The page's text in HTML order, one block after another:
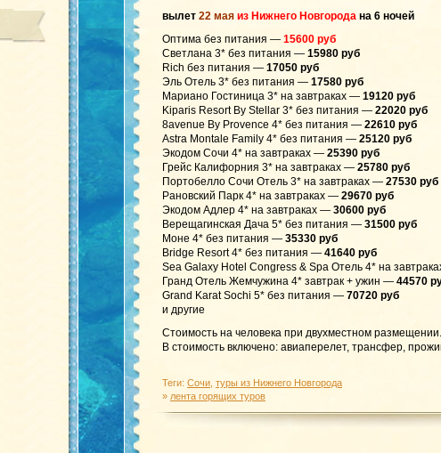
вылет 22 мая из Нижнего Новгорода на 6 ночей
Оптима без питания — 15600 руб
Светлана 3* без питания — 15980 руб
Rich без питания — 17050 руб
Эль Отель 3* без питания — 17580 руб
Мариано Гостиница 3* на завтраках — 19120 руб
Kiparis Resort By Stellar 3* без питания — 22020 руб
8avenue By Provence 4* без питания — 22610 руб
Astra Montale Family 4* без питания — 25120 руб
Экодом Сочи 4* на завтраках — 25390 руб
Грейс Калифорния 3* на завтраках — 25780 руб
Портобелло Сочи Отель 3* на завтраках — 27530 руб
Рановский Парк 4* на завтраках — 29670 руб
Экодом Адлер 4* на завтраках — 30600 руб
Верещагинская Дача 5* без питания — 31500 руб
Моне 4* без питания — 35330 руб
Bridge Resort 4* без питания — 41640 руб
Sea Galaxy Hotel Congress & Spa Отель 4* на
Гранд Отель Жемчужина 4* завтрак + ужин — 44570
Grand Karat Sochi 5* без питания — 70720 руб
и другие
Стоимость на человека при двухместном размещении.
В стоимость включено: авиаперелет, трансфер,
Теги: Сочи туры из Нижнего Новгорода
» лента горящих туров